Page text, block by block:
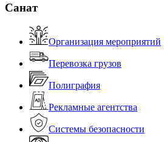
Санат
Организация мероприятий
Перевозка грузов
Полиграфия
Рекламные агентства
Системы безопасности